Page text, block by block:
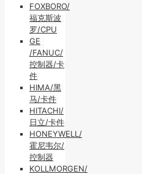
FOXBORO/
福克斯波
罗/CPU
GE
/FANUC/
控制器/卡
件
HIMA/黑
马/卡件
HITACHI/
日立/卡件
HONEYWELL/
霍尼韦尔/
控制器
KOLLMORGEN/